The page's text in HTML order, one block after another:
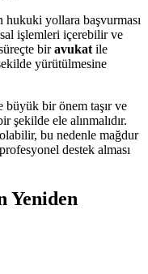
hukuki yollara başvurması
işlemleri içerebilir ve
biravukat ile
yürütülmesine
büyük bir önem taşır ve
ele alınmalıdır.
bu nedenle mağdur
destek alması
Yeniden